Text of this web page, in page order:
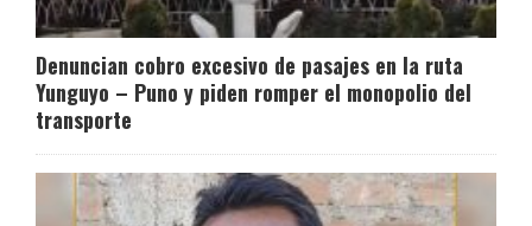
Denuncian cobro excesivo de pasajes en la ruta
Yunguyo – Puno y piden romper el monopolio del
transporte